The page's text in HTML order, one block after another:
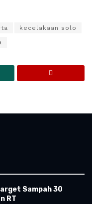
kecelakaan solo
Sampah 30
RT